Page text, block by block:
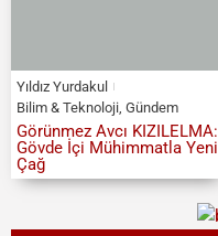
Yıldız Yurdakul
Bilim & Teknoloji Gündem
Görünmez Avcı KIZILELMA:
Gövde İçi Mühimmatla Yeni
Çağ